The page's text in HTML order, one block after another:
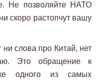
Не позволяйте НАТО
скоро растопчут вашу
ни слова про Китай, нет
Это обращение к
одного из самых